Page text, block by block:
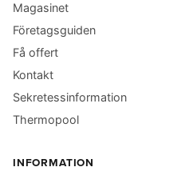
Magasinet
Företagsguiden
Få offert
Kontakt
Sekretessinformation
Thermopool
INFORMATION